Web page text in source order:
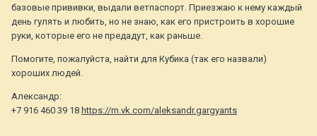
базовые прививки, выдали ветпаспорт. Приезжаю к нему каждый
день гулять и любить, но не знаю, как его пристроить в хорошие
руки, которые его не предадут, как раньше.
Помогите, пожалуйста, найти для Кубика (так его назвали)
хороших людей.
Александр:
+7 916 460 39 18 https://m.vk.com/aleksandr.gargyants